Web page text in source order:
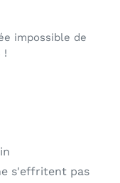
impossible de
!
s'effritent pas